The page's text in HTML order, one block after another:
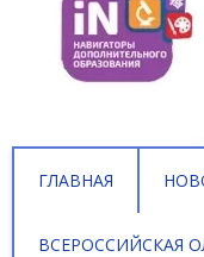
ГЛАВНАЯ
ВСЕРОССИЙСКАЯ